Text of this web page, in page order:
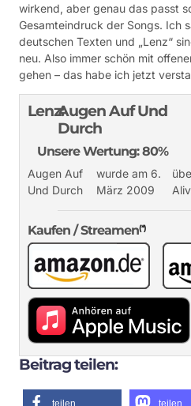
wirkend, aber genau das passt
Gesamteindruck der Songs. Ich
deutschen Texten und „Lenz“
neu. Also immer schön mit
gehen – das habe ich jetzt
Lenz:Augen Auf Und
Durch
Unsere Wertung: 80%
Augen Auf
Und Durch
wurde am 6.
März 2009
Kaufen / Streamen(*)
Beitrag teilen:
teilen teilen